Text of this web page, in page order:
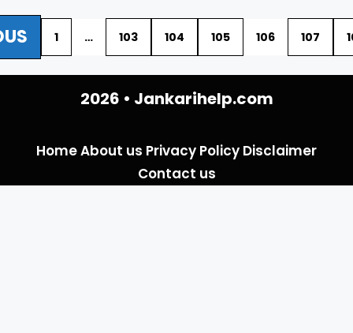
1 … 103 104 105 106 107
2026 • Jankarihelp.com
HomeAbout us Privacy Policy Disclaimer
Contact us